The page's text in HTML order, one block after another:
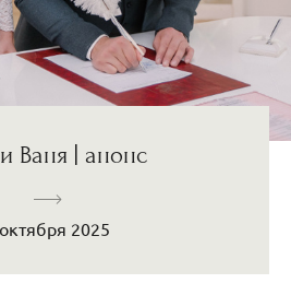
Ваня | анонс
2025